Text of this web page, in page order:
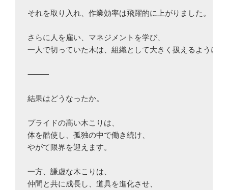
それを取り入れ、作業効率は飛躍的に上がりました。
さらに人を雇い、マネジメントを学び、
一人で切っていた木は、組織として大きく扱えるように
⸻
結果はどうなったか。
プライドの高い木こりは、
体を酷使し、孤独の中で働き続け、
やがて限界を迎えます。
一方、謙虚な木こりは、
仲間と共に成長し、道具を進化させ、